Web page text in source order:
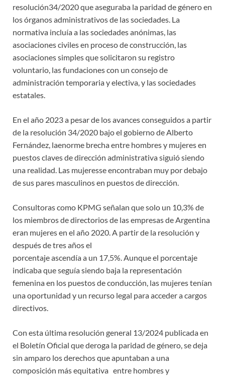
resolución34/2020 que aseguraba la paridad de género en
los órganos administrativos de las sociedades. La
normativa incluía a las sociedades anónimas, las
asociaciones civiles en proceso de construcción, las
asociaciones simples que solicitaron su registro
voluntario, las fundaciones con un consejo de
administración temporaria y electiva, y las sociedades
estatales.
En el año 2023 a pesar de los avances conseguidos a partir
de la resolución 34/2020 bajo el gobierno de Alberto
Fernández, laenorme brecha entre hombres y mujeres en
puestos claves de dirección administrativa siguió siendo
una realidad. Las mujeresse encontraban muy por debajo
de sus pares masculinos en puestos de dirección.
Consultoras como KPMG señalan que solo un 10,3% de
los miembros de directorios de las empresas de Argentina
eran mujeres en el año 2020. A partir de la resolución y
después de tres años el
porcentaje ascendía a un 17,5%. Aunque el porcentaje
indicaba que seguía siendo baja la representación
femenina en los puestos de conducción, las mujeres tenían
una oportunidad y un recurso legal para acceder a cargos
directivos.
Con esta última resolución general 13/2024 publicada en
el Boletín Oficial que deroga la paridad de género, se deja
sin amparo los derechos que apuntaban a una
composición más equitativa entre hombres y